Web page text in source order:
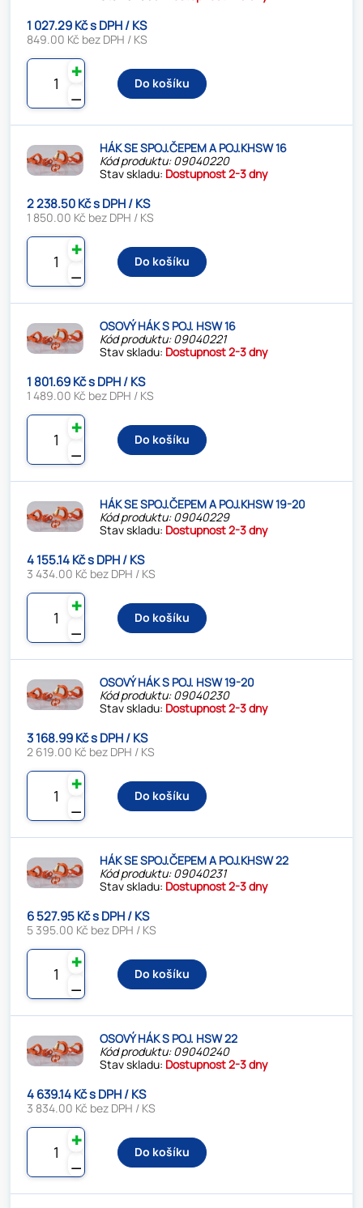
1 027.29 Kč s DPH / KS
849.00 Kč bez DPH / KS
⚊
✚
Do košíku
HÁK SE SPOJ.ČEPEM A POJ.KHSW 16
Kód produktu: 09040220
Stav skladu: Dostupnost 2-3 dny
2 238.50 Kč s DPH / KS
1 850.00 Kč bez DPH / KS
⚊
✚
Do košíku
OSOVÝ HÁK S POJ. HSW 16
Kód produktu: 09040221
Stav skladu: Dostupnost 2-3 dny
1 801.69 Kč s DPH / KS
1 489.00 Kč bez DPH / KS
⚊
✚
Do košíku
HÁK SE SPOJ.ČEPEM A POJ.KHSW 19-20
Kód produktu: 09040229
Stav skladu: Dostupnost 2-3 dny
4 155.14 Kč s DPH / KS
3 434.00 Kč bez DPH / KS
⚊
✚
Do košíku
OSOVÝ HÁK S POJ. HSW 19-20
Kód produktu: 09040230
Stav skladu: Dostupnost 2-3 dny
3 168.99 Kč s DPH / KS
2 619.00 Kč bez DPH / KS
⚊
✚
Do košíku
HÁK SE SPOJ.ČEPEM A POJ.KHSW 22
Kód produktu: 09040231
Stav skladu: Dostupnost 2-3 dny
6 527.95 Kč s DPH / KS
5 395.00 Kč bez DPH / KS
⚊
✚
Do košíku
OSOVÝ HÁK S POJ. HSW 22
Kód produktu: 09040240
Stav skladu: Dostupnost 2-3 dny
4 639.14 Kč s DPH / KS
3 834.00 Kč bez DPH / KS
⚊
✚
Do košíku